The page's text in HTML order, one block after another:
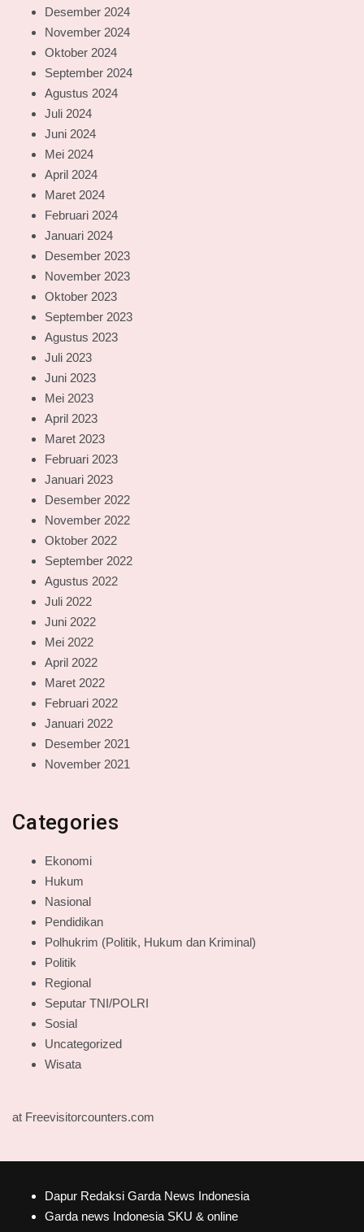
Desember 2024
November 2024
Oktober 2024
September 2024
Agustus 2024
Juli 2024
Juni 2024
Mei 2024
April 2024
Maret 2024
Februari 2024
Januari 2024
Desember 2023
November 2023
Oktober 2023
September 2023
Agustus 2023
Juli 2023
Juni 2023
Mei 2023
April 2023
Maret 2023
Februari 2023
Januari 2023
Desember 2022
November 2022
Oktober 2022
September 2022
Agustus 2022
Juli 2022
Juni 2022
Mei 2022
April 2022
Maret 2022
Februari 2022
Januari 2022
Desember 2021
November 2021
Categories
Ekonomi
Hukum
Nasional
Pendidikan
Polhukrim (Politik, Hukum dan Kriminal)
Politik
Regional
Seputar TNI/POLRI
Sosial
Uncategorized
Wisata
at Freevisitorcounters.com
Dapur Redaksi Garda News Indonesia
Garda news Indonesia SKU & online